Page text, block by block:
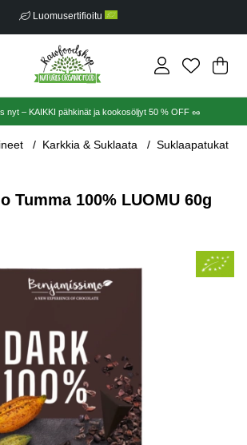
Luomusertifioitu
.
nyt – KAIKKI pähkinät ja kookosöljyt 50 % OFF 🥜
Karkkia & Suklaata Suklaapatukat
Tumma 100% LUOMU 60g
/ 5 Arvioiden määrä 0